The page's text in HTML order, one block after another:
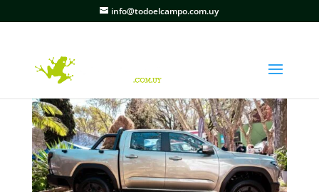
info@todoelcampo.com.uy